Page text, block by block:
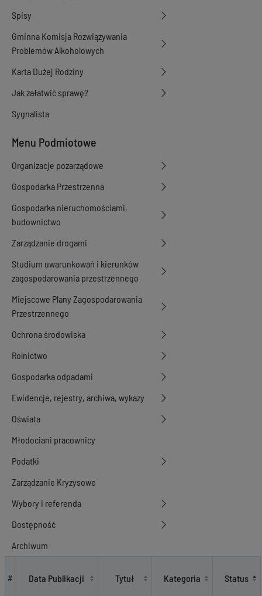
Spisy
Gminna Komisja Rozwiązywania
Problemów Alkoholowych
Karta Dużej Rodziny
Jak załatwić sprawę?
Sygnalista
Menu Podmiotowe
Organizacje pozarządowe
Gospodarka Przestrzenna
Gospodarka nieruchomościami,
budownictwo
Zarządzanie drogami
Studium uwarunkowań i kierunków
zagospodarowania przestrzennego
Miejscowe Plany Zagospodarowania
Przestrzennego
Ochrona środowiska
Rolnictwo
Gospodarka odpadami
Ewidencje, rejestry, archiwa, wykazy
Oświata
Młodociani pracownicy
Podatki
Zarządzanie Kryzysowe
Wybory i referenda
Dostępność
Archiwum
# Data Publikacji Tytuł Kategoria Status